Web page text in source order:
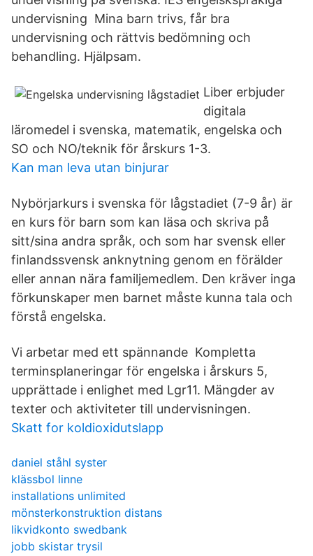
undervisning Mina barn trivs, får bra
undervisning och rättvis bedömning och
behandling. Hjälpsam.
Liber erbjuder
digitala
läromedel i svenska, matematik, engelska och
SO och NO/teknik för årskurs 1-3.
Kan man leva utan binjurar
Nybörjarkurs i svenska för lågstadiet (7-9 år) är
en kurs för barn som kan läsa och skriva på
sitt/sina andra språk, och som har svensk eller
finlandssvensk anknytning genom en förälder
eller annan nära familjemedlem. Den kräver inga
förkunskaper men barnet måste kunna tala och
förstå engelska.
Vi arbetar med ett spännande Kompletta
terminsplaneringar för engelska i årskurs 5,
upprättade i enlighet med Lgr11. Mängder av
texter och aktiviteter till undervisningen.
Skatt for koldioxidutslapp
daniel ståhl syster
klässbol linne
installations unlimited
mönsterkonstruktion distans
likvidkonto swedbank
jobb skistar trysil